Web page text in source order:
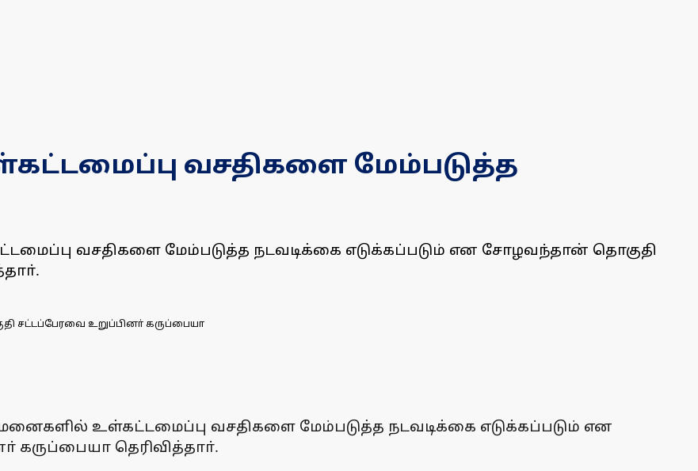
வசதிகளை மேம்படுத்த
வசதிகளை மேம்படுத்த நடவடிக்கை எடுக்கப்படும் என சோழவந்தான் தொகுதி
சட்டப்பேரவை உறுப்பினா் கருப்பையா
உள்கட்டமைப்பு வசதிகளை மேம்படுத்த நடவடிக்கை எடுக்கப்படும் என
தெரிவித்தாா்.